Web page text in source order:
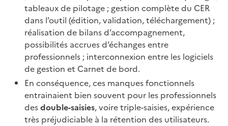
tableaux de pilotage ; gestion complète du CER
dans l’outil (édition, validation, téléchargement) ;
réalisation de bilans d’accompagnement,
possibilités accrues d’échanges entre
professionnels ; interconnexion entre les logiciels
de gestion et Carnet de bord.
En conséquence, ces manques fonctionnels
entrainaient bien souvent pour les professionnels
desdouble-saisies, voire triple-saisies, expérience
très préjudiciable à la rétention des utilisateurs.